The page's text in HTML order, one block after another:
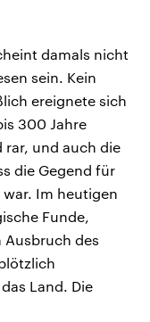
damals nicht
sein. Kein
ereignete sich
300 Jahre
rar, und auch die
die Gegend für
Im heutigen
Funde,
Ausbruch des
Land. Die